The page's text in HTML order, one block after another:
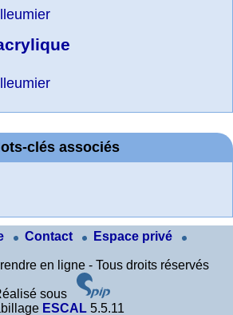
clés associés
Contact Espace privé
en ligne - Tous droits réservés
sous
ESCAL 5.5.11